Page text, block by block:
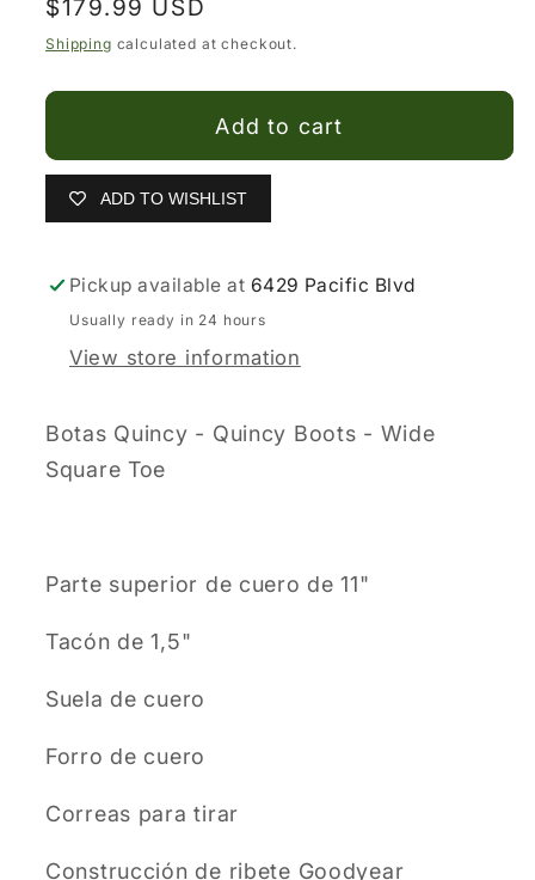
for
Botas
for
Botas
Regular
price
$179.99 USD
Shipping calculated at checkout.
Add to cart
ADD TO WISHLIST
Pickup available at 6429 Pacific Blvd
Usually ready in 24 hours
View store information
Botas Quincy - Quincy Boots - Wide
Square Toe
Parte superior de cuero de 11"
Tacón de 1,5"
Suela de cuero
Forro de cuero
Correas para tirar
Construcción de ribete Goodyear